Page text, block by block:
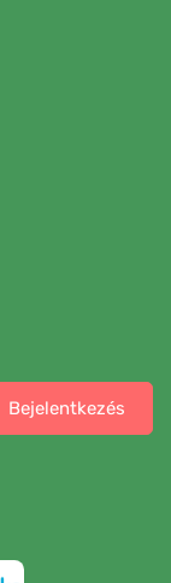
Bejelentkezés